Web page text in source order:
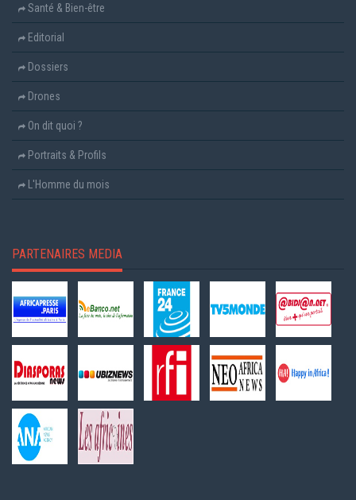
Santé & Bien-être
Editorial
Dossiers
Drones
On dit quoi ?
Portraits & Profils
L'Homme du mois
PARTENAIRES MEDIA